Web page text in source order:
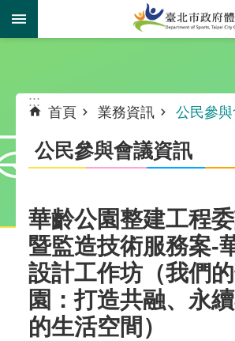
跳到主要內容區塊
:::
首頁 業務資訊 公民參
公民參與會議資訊
華齡公園整建工程
暨監造技術服務案-
設計工作坊（我們
園：打造共融、永
的生活空間）